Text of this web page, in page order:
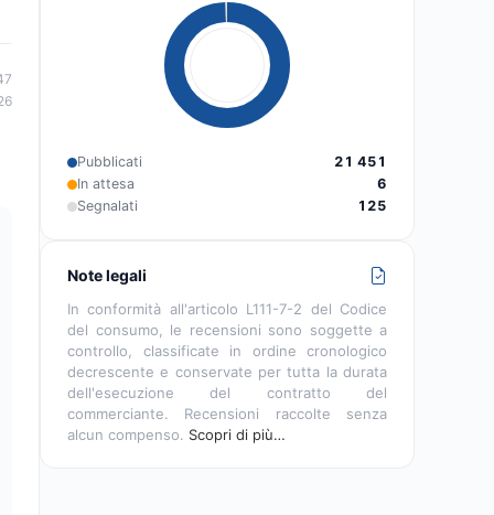
Pubblicati
21 451
In attesa
6
Segnalati
125
Note legali
In conformità all'articolo L111-7-2 del Codice
del consumo, le recensioni sono soggette a
controllo, classificate in ordine cronologico
decrescente e conservate per tutta la durata
dell'esecuzione del contratto del
commerciante. Recensioni raccolte senza
alcun compenso. Scopri di più…